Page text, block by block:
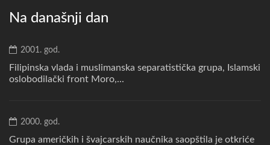
Na današnji dan
2001. god.
Filipinska vlada i muslimanska separatistička grupa, Islamski
oslobodilački front Moro,...
2000. god.
Grupa američkih i švajcarskih naučnika saopštila je otkriće